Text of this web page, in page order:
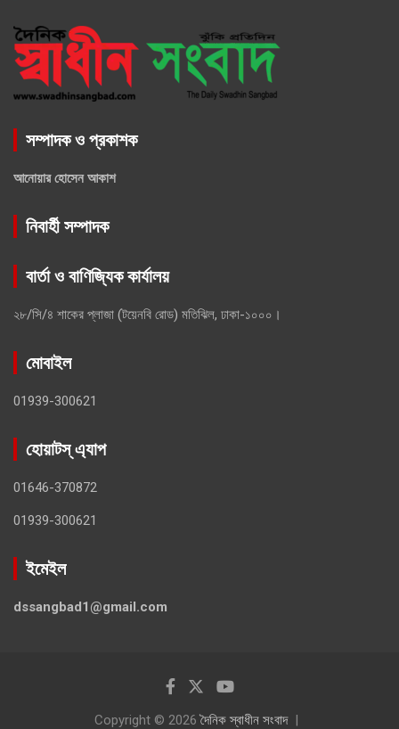
সম্পাদক ও প্রকাশক
আনোয়ার হোসেন আকাশ
নিবার্হী সম্পাদক
বার্তা ও বাণিজ্যিক কার্যালয়
২৮/সি/৪ শাকের প্লাজা (টয়েনবি রোড) মতিঝিল, ঢাকা-১০০০।
মোবাইল
01939-300621
হোয়াটস্ এ্যাপ
01646-370872
01939-300621
ইমেইল
dssangbad1@gmail.com
Copyright © 2026দৈনিক স্বাধীন সংবাদ